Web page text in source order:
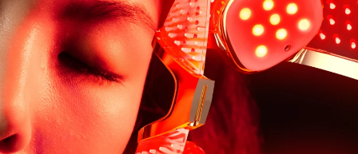
Mes appareils
Mes commandes
Mes adresses
Mes abonnements
FAQ™ Pure Beauty-Tech Elixir
issa™ Teeth Whitening Set
English Deutsch
Español
Français
Italiano
Português
Polski
Svenska
Русский
Türkçe
简体中文 繁體中文